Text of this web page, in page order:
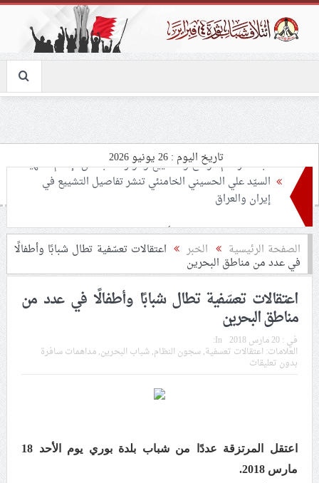
تاريخ اليوم : 26 يونيو 2026
تحذيرات من استغلال الأوضاع في غزّة لإشعال صراعات
داخليّة تخدم الاحتلال
ملفّ إنسانيّ مؤلم.. الأسيرات الفلسطينيّات بين القمع
والإهمال الطبي
55 مأتمًا وحسينيّة يعترضون على الإجراءات القمعيّة للنظام
في موسم عاشوراء
النظام الخليفيّ يدسّ عيونه بين المشاركين في مواكب العزاء
ويعتقل العشرات من الشبّان
من شعائر عاشوراء.. ولن يساوم على هويّته وقيمه في
الحريّة والتحرير
الصفحة الرئيسية الخبر اعتقالات تعسّفية تطال شبابًا وأطفالًا
في عدد من مناطق البحرين
اعتقالات تعسّفية تطال شبابًا وأطفالًا في عدد من
مناطق البحرين
في :20 مارس 2018 In:
العلامات: اعتقالات تعسفية,سجون النظام,شباب البحرين,مداهمات سافرة
بدون تعليقات
اعتقل المرتزقة عددًا من شباب بلدة بوري يوم الأحد 18
مارس 2018.